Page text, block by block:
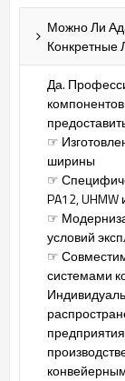
Можно Ли
Конкретные
Да.
☞
ширины
☞
PA12, UHMW
☞
условий
☞
системами